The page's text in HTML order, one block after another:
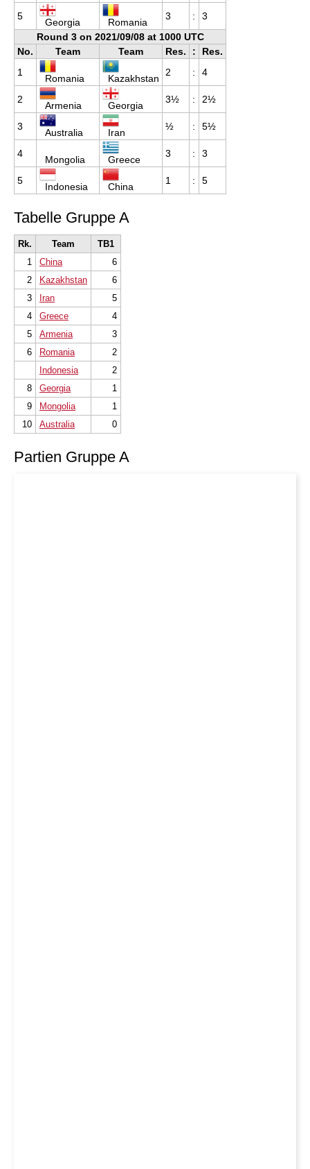
5
Georgia Romania
3 :
3
Round 3 on 2021/09/08 at 1000 UTC
No.
Team Team Res. :
Res.
1
Romania Kazakhstan
2 : 4
2
Armenia Georgia
3½ : 2½
3
Australia Iran
½ : 5½
4
Mongolia Greece
3 : 3
5
Indonesia China
1 : 5
Tabelle Gruppe A
Rk. Team
TB1
1
China
6
2
Kazakhstan
6
3
Iran
5
4
Greece
4
5
Armenia
3
6
Romania
2
Indonesia
2
8
Georgia
1
9
Mongolia
1
10
Australia 0
Partien Gruppe A